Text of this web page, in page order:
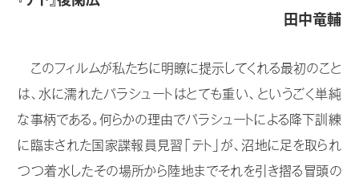
田中竜輔
このフィルムが私たちに明瞭に提示してくれる最初のこと
は、水に濡れたパラシュートはとても重い、というごく単純
な事柄である。何らかの理由でパラシュートによる降下訓練
に臨まされた国家諜報員見習「テト」が、沼地に足を取られ
つつ着水したその場所から陸地までそれを引き摺る冒頭の